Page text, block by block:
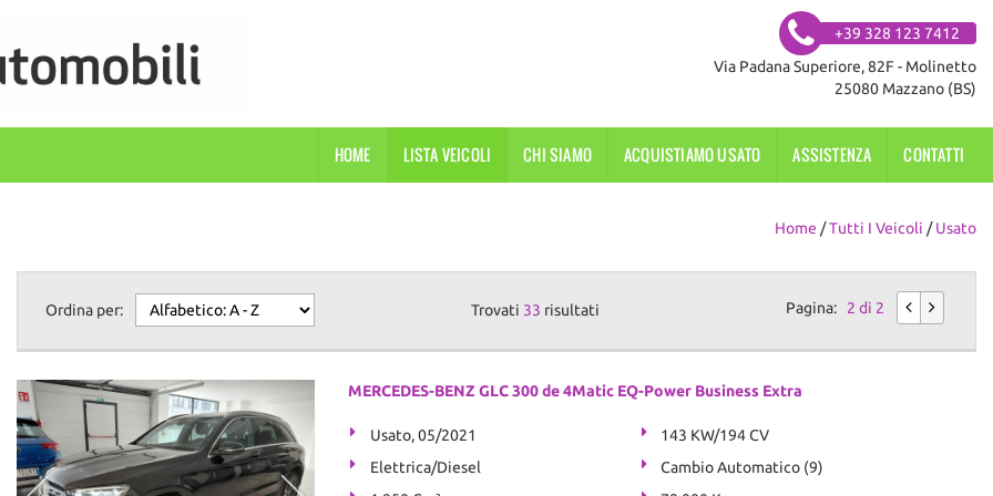
+39 328 123 7412
Via Padana Superiore, 82F - Molinetto
25080 Mazzano (BS)
HOME LISTA VEICOLI CHI SIAMO ACQUISTIAMO USATO ASSISTENZA CONTATTI
Home /Tutti I Veicoli /Usato
Ordina per: Trovati 33 risultati Pagina: 2 di 2
MERCEDES-BENZ GLC 300 de 4Matic EQ-Power Business Extra
Usato, 05/2021
143 KW/194 CV
Elettrica/Diesel
Cambio Automatico (9)